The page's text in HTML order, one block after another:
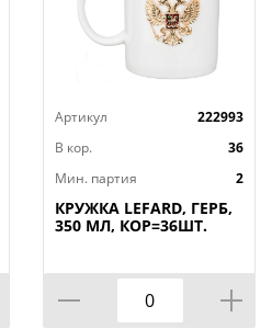
Артикул
222993
В кор.
36
Мин. партия
2
КРУЖКА LEFARD, ГЕРБ,
350 МЛ, КОР=36ШТ.